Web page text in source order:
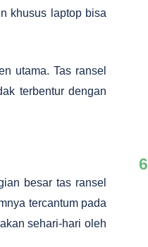
khusus laptop bisa
utama. Tas ransel
terbentur dengan
besar tas ransel
tercantum pada
sehari-hari oleh
6